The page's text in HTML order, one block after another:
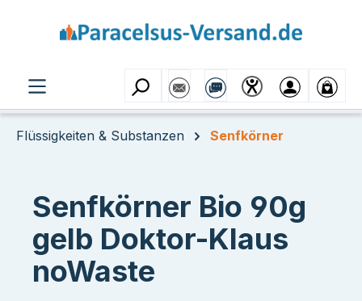
Flüssigkeiten & Substanzen Senfkörner
Senfkörner Bio 90g
gelb Doktor-Klaus
noWaste